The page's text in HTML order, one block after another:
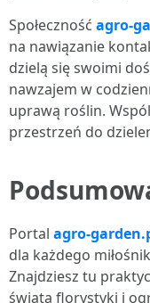
Społeczność agro-
na nawiązanie
dzielą się swoimi
nawzajem w
uprawą roślin.
przestrzeń do
Portal agro-
dla każdego
Znajdziesz tu
świata florystyki i